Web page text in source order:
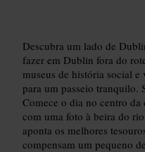
Descubra um lado de
fazer em Dublin fora do
museus de história social
para um passeio tranquilo.
Comece o dia no centro
com uma foto à beira do
aponta os melhores
compensam um pequeno